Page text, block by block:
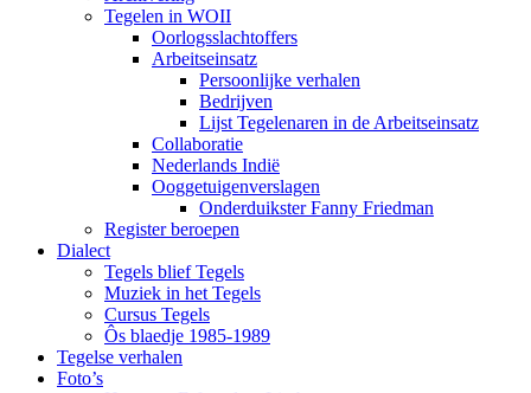
Tegelen in WOII
Oorlogsslachtoffers
Arbeitseinsatz
Persoonlijke verhalen
Bedrijven
Lijst Tegelenaren in de Arbeitseinsatz
Collaboratie
Nederlands Indië
Ooggetuigenverslagen
Onderduikster Fanny Friedman
Register beroepen
Dialect
Tegels blief Tegels
Muziek in het Tegels
Cursus Tegels
Ôs blaedje 1985-1989
Tegelse verhalen
Foto’s